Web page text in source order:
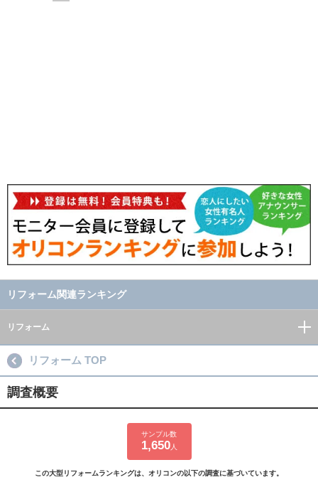
リフォーム関連ランキング
リフォーム
リフォーム TOP
調査概要
サンプル数
1,650人
この大型リフォームランキングは、オリコンの以下の調査に基づいています。